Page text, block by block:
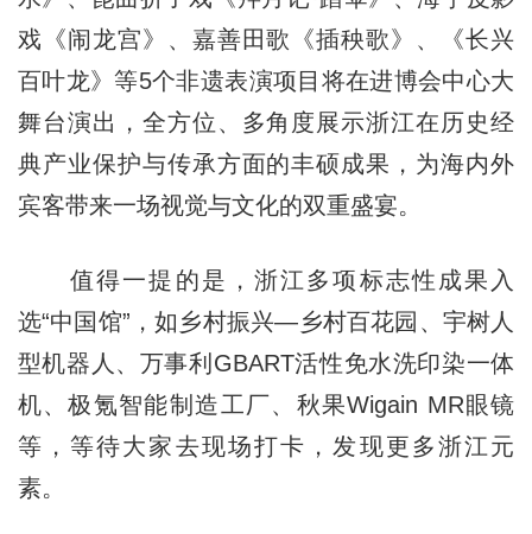
戏《闹龙宫》、嘉善田歌《插秧歌》、《长兴
百叶龙》等5个非遗表演项目将在进博会中心大
舞台演出，全方位、多角度展示浙江在历史经
典产业保护与传承方面的丰硕成果，为海内外
宾客带来一场视觉与文化的双重盛宴。
值得一提的是，浙江多项标志性成果入
选“中国馆”，如乡村振兴—乡村百花园、宇树人
型机器人、万事利GBART活性免水洗印染一体
机、极氪智能制造工厂、秋果Wigain MR眼镜
等，等待大家去现场打卡，发现更多浙江元
素。